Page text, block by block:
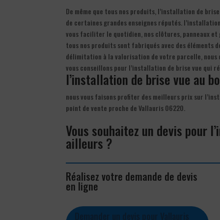
De même que tous nos produits, l’installation de
de certaines grandes enseignes réputés.
vous faciliter le quotidien, nos clôtures, panneaux
tous nos produits sont fabriqués avec des éléments
délimitation à la valorisation de votre parcelle, nous
vous conseillons pour l’installation de brise vue qui
l’installation de brise vue au
nous vous faisons profiter des meilleurs prix sur
point de vente proche de Vallauris 06220.
Vous souhaitez un devis pour
ailleurs ?
Réalisez votre demande de devis
en ligne